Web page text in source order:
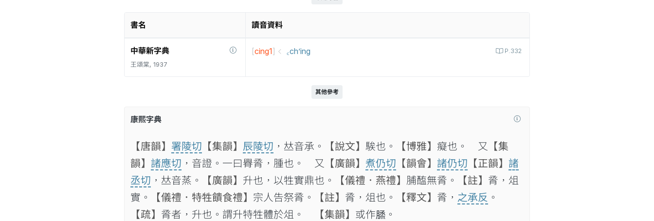
書名 讀音資料
中華新字典
王頌棠, 1937
P.332
[cing1] ꜀ch’ing
其他參考
康熙字典
【唐韻】 署陵切 【集韻】 辰陵切 ，𠀤音承。 【說文】 騃也。 【博雅】 癡也。 又
【集
韻】 諸應切 ，音證。一曰臖脀，腫也。 又 【廣韻】 煮仍切 【韻會】 諸仍切 【正韻】 諸
丞切 ，𠀤音蒸。 【廣韻】 升也，以牲實鼎也。 【儀禮．燕禮】 脯醢無脀。 【註】 脀，俎
實。
【儀禮．特牲饋食禮】 宗人告祭脀。 【註】 脀，俎也。 【釋文】 脀， 之承反 。
【疏】 脀者，升也。謂升特牲體於俎。 【集韻】 或作𦞪。